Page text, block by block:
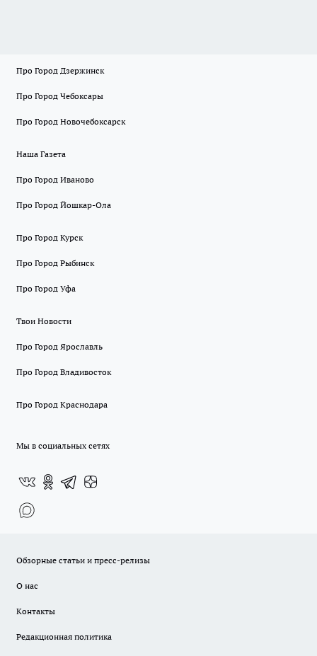
Про Город Дзержинск
Про Город Чебоксары
Про Город Новочебоксарск
Наша Газета
Про Город Иваново
Про Город Йошкар-Ола
Про Город Курск
Про Город Рыбинск
Про Город Уфа
Твои Новости
Про Город Ярославль
Про Город Владивосток
Про Город Краснодара
Мы в социальных сетях
Обзорные статьи и пресс-релизы
О нас
Контакты
Редакционная политика